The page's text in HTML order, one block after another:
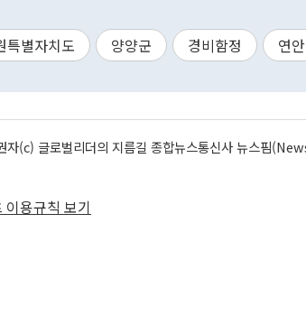
특별자치도 양양군 경비함정 연
자(c) 글로벌리더의 지름길 종합뉴스통신사 뉴스핌
이용규칙 보기